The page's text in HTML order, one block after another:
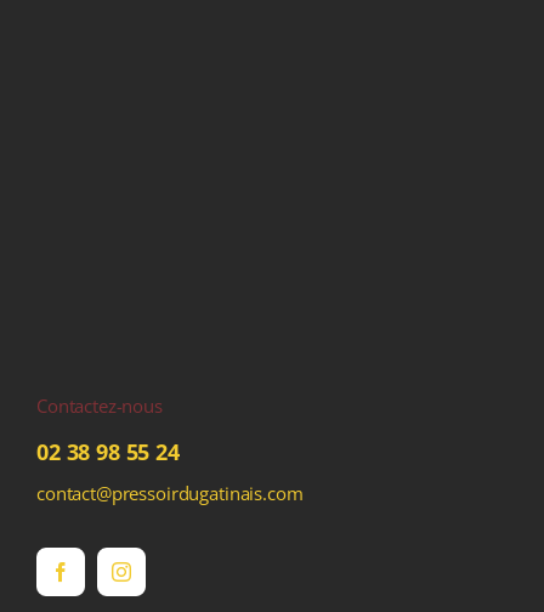
Contactez-nous
02 38 98 55 24
contact@pressoirdugatinais.com